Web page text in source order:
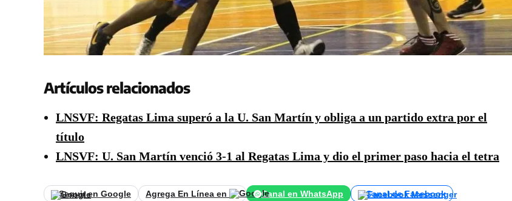
Artículos relacionados
LNSVF: Regatas Lima superó a la U. San Martín y obliga a un partido extra por el
título
LNSVF: U. San Martín venció 3-1 al Regatas Lima y dio el primer paso hacia el tetra
Seguir en Google Agrega En Línea en Canal en WhatsApp Canal de Facebook